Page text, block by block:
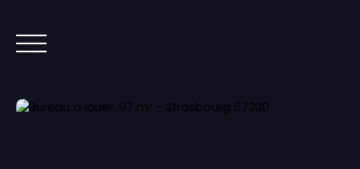
ACCUEIL ACHETER IMMOBILIER NEUF